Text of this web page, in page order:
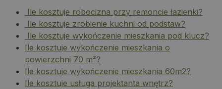
Ile kosztuje robocizna przy remoncie łazienki?
Ile kosztuje zrobienie kuchni od podstaw?
Ile kosztuje wykończenie mieszkania pod klucz?
Ile kosztuje wykończenie mieszkania o
powierzchni 70 m²?
Ile kosztuje wykończenie mieszkania 60m2?
Ile kosztuje usługa projektanta wnętrz?